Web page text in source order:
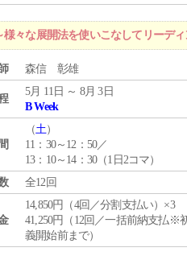
々な展開法を使いこなしてリーディ
森信 彰雄
5月 11日 ～ 8月 3日
B Week
（土）
11：30～12：50／
13：10～14：30（1日2コマ）
全12回
14,850円（4回／分割支払い）×3
41,250円（12回／一括前納支払※
義開始前まで）